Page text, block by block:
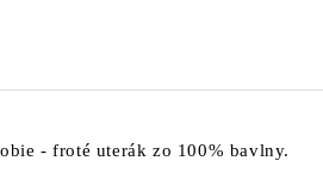
- froté uterák zo 100% bavlny.